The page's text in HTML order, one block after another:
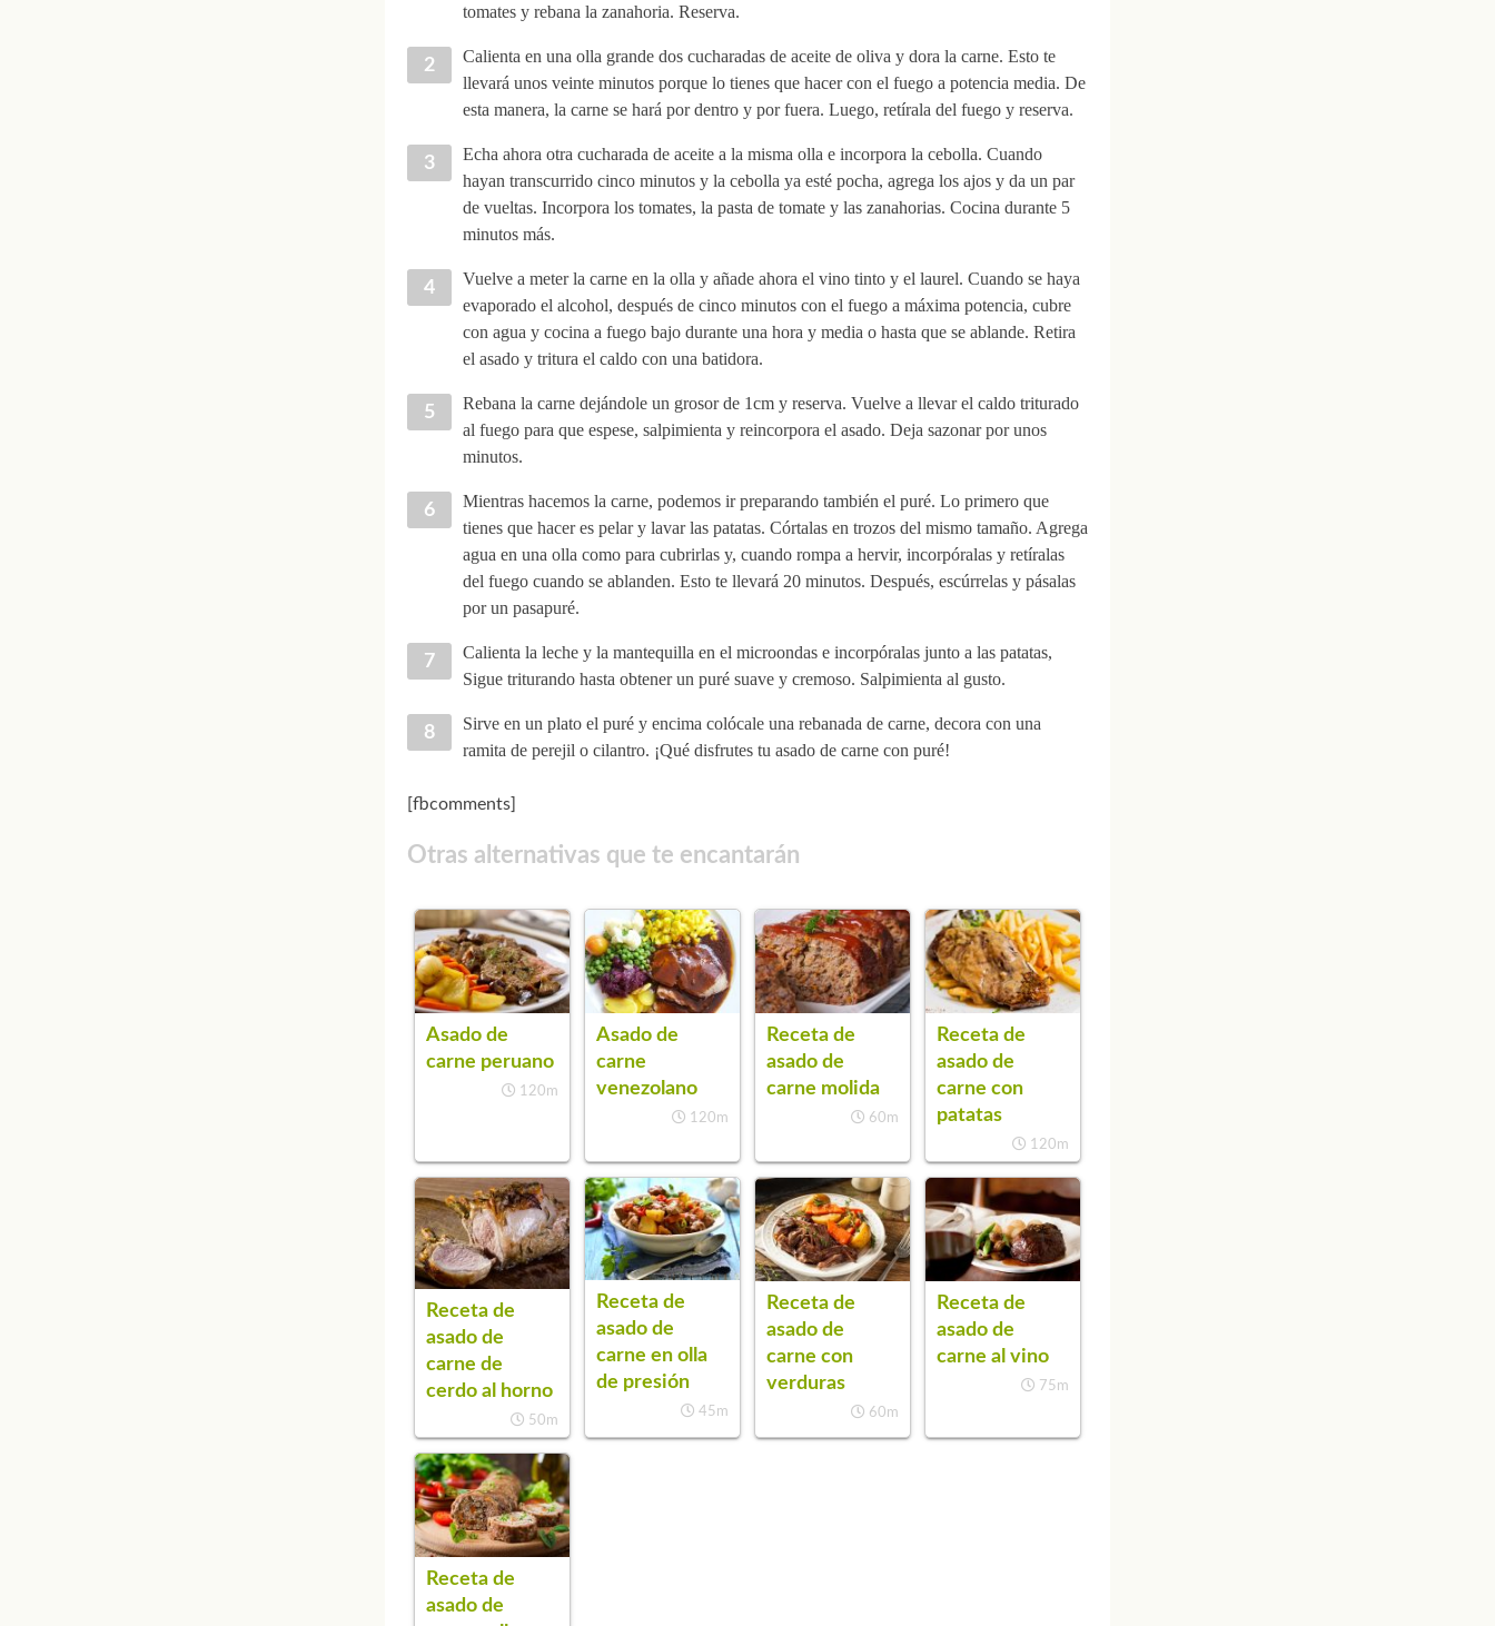
tomates y rebana la zanahoria. Reserva.
Calienta en una olla grande dos cucharadas de aceite de oliva y dora la carne. Esto te
llevará unos veinte minutos porque lo tienes que hacer con el fuego a potencia media. De
esta manera, la carne se hará por dentro y por fuera. Luego, retírala del fuego y reserva.
Echa ahora otra cucharada de aceite a la misma olla e incorpora la cebolla. Cuando
hayan transcurrido cinco minutos y la cebolla ya esté pocha, agrega los ajos y da un par
de vueltas. Incorpora los tomates, la pasta de tomate y las zanahorias. Cocina durante 5
minutos más.
Vuelve a meter la carne en la olla y añade ahora el vino tinto y el laurel. Cuando se haya
evaporado el alcohol, después de cinco minutos con el fuego a máxima potencia, cubre
con agua y cocina a fuego bajo durante una hora y media o hasta que se ablande. Retira
el asado y tritura el caldo con una batidora.
Rebana la carne dejándole un grosor de 1cm y reserva. Vuelve a llevar el caldo triturado
al fuego para que espese, salpimienta y reincorpora el asado. Deja sazonar por unos
minutos.
Mientras hacemos la carne, podemos ir preparando también el puré. Lo primero que
tienes que hacer es pelar y lavar las patatas. Córtalas en trozos del mismo tamaño. Agrega
agua en una olla como para cubrirlas y, cuando rompa a hervir, incorpóralas y retíralas
del fuego cuando se ablanden. Esto te llevará 20 minutos. Después, escúrrelas y pásalas
por un pasapuré.
Calienta la leche y la mantequilla en el microondas e incorpóralas junto a las patatas,
Sigue triturando hasta obtener un puré suave y cremoso. Salpimienta al gusto.
Sirve en un plato el puré y encima colócale una rebanada de carne, decora con una
ramita de perejil o cilantro. ¡Qué disfrutes tu asado de carne con puré!
[fbcomments]
Otras alternativas que te encantarán
Asado de
carne peruano
120m
Asado de
carne
venezolano
120m
Receta de
asado de
carne molida
60m
Receta de
asado de
carne con
patatas
120m
Receta de
asado de
carne de
cerdo al horno
50m
Receta de
asado de
carne en olla
de presión
45m
Receta de
asado de
carne con
verduras
60m
Receta de
asado de
carne al vino
75m
Receta de
asado de